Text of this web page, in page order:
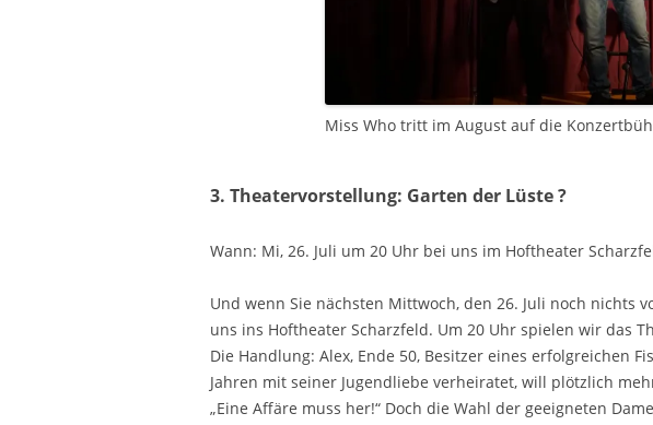
Miss Who tritt im August auf die
3. Theatervorstellung: Garten der Lüste ?
Wann: Mi, 26. Juli um 20 Uhr bei uns im Hoftheater
Und wenn Sie nächsten Mittwoch, den 26. Juli noch nichts
uns ins Hoftheater Scharzfeld. Um 20 Uhr spielen wir das
Die Handlung: Alex, Ende 50, Besitzer eines erfolgreichen
Jahren mit seiner Jugendliebe verheiratet, will plötzlich
„Eine Affäre muss her!“ Doch die Wahl der geeigneten